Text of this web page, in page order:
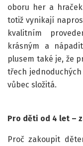
oboru her a
totiž vynikají
kvalitním
krásným a
plusem také je, že
třech
vůbec složitá.
Pro děti od 4 let –
Proč zakoupit